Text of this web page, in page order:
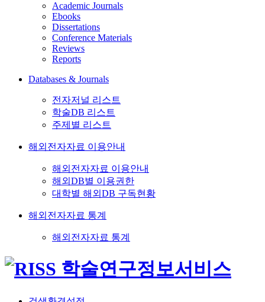
Academic Journals
Ebooks
Dissertations
Conference Materials
Reviews
Reports
Databases & Journals
전자저널 리스트
학술DB 리스트
주제별 리스트
해외전자자료 이용안내
해외전자자료 이용안내
해외DB별 이용권한
대학별 해외DB 구독현황
해외전자자료 통계
해외전자자료 통계